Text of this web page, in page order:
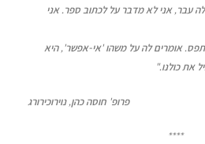
עבר, אני לא מדבר על לכתוב ספר. אני
אומרים לה על משהו 'אי-אפשר', היא
את כולנו."
פרופ' חוסה כהן, נוירוכירורג
****